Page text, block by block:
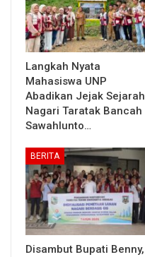
Langkah Nyata
Mahasiswa UNP
Abadikan Jejak Sejarah
Nagari Taratak Bancah
Sawahlunto…
BERITA
Disambut Bupati Benny,